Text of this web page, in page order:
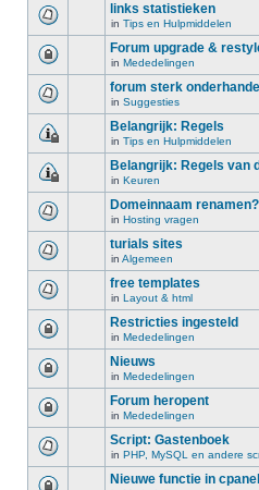
links statistieken
in Tips en Hulpmiddelen
Forum upgrade &
in Mededelingen
forum sterk
in Suggesties
Belangrijk: Regels
in Tips en Hulpmiddelen
Belangrijk: Regels van
in Keuren
Domeinnaam renamen?
in Hosting vragen
turials sites
in Algemeen
free templates
in Layout & html
Restricties ingesteld
in Mededelingen
Nieuws
in Mededelingen
Forum heropent
in Mededelingen
Script: Gastenboek
in PHP, MySQL en andere
Nieuwe functie in cpanel